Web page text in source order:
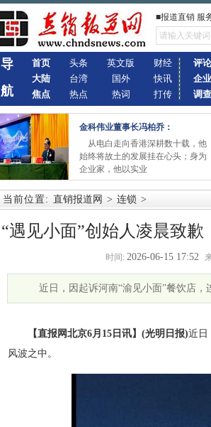
■报道直销 服
导
航
首页
大陆
焦点
头条
台湾
热点
英文版
国外
热词
财经
快讯
打传
评论
企业
调查
金科伟业董事长冯柏乔：
从电白走向香港深耕数十载，他
始终将故土的发展挂在心头；身为
企业家，他以实业
当前位置: 直销报道网 > 连锁 >
“遇见小面”创始人凌晨致
时间: 2026-06-15 17:52
近日，因起诉河南“渝见小面”餐饮店，
【直报网北京6月15日讯】(光明日报)近日
风波之中。